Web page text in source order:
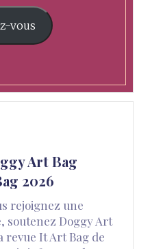
vous
Art Bag
2026
rejoignez une
soutenez Doggy Art
revue It Art Bag de